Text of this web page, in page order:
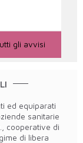
gli avvisi
ed equiparati
sanitarie
cooperative di
di libera